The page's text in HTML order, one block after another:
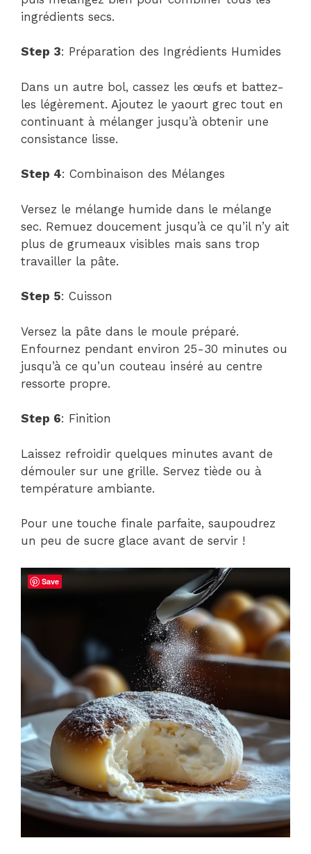
ingrédients secs.
Step 3: Préparation des Ingrédients Humides
Dans un autre bol, cassez les œufs et battez-
les légèrement. Ajoutez le yaourt grec tout en
continuant à mélanger jusqu’à obtenir une
consistance lisse.
Step 4: Combinaison des Mélanges
Versez le mélange humide dans le mélange
sec. Remuez doucement jusqu’à ce qu’il n’y ait
plus de grumeaux visibles mais sans trop
travailler la pâte.
Step 5: Cuisson
Versez la pâte dans le moule préparé.
Enfournez pendant environ 25-30 minutes ou
jusqu’à ce qu’un couteau inséré au centre
ressorte propre.
Step 6: Finition
Laissez refroidir quelques minutes avant de
démouler sur une grille. Servez tiède ou à
température ambiante.
Pour une touche finale parfaite, saupoudrez
un peu de sucre glace avant de servir !
Save